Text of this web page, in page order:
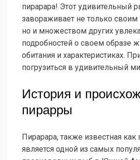
пирарара! Этот удивительный
завораживает не только
но и множеством других
подробностей о своем образе
обитания и характеристиках.
погрузиться в удивительный
История и
пирарры
Пирарара, также известная как
является одной из самых